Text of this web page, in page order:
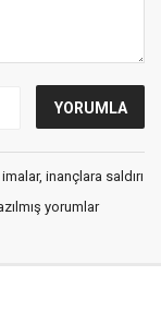
inançlara saldırı
yorumlar